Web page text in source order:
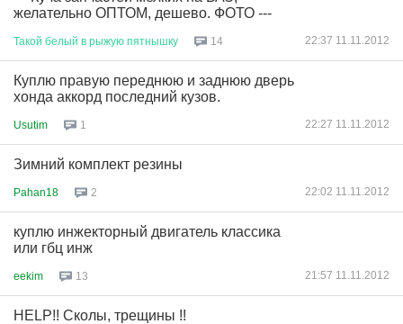
желательно ОПТОМ, дешево. ФОТО ---
Такой белый в рыжую пятнышку 14 22:37 11.11.2012
Куплю правую переднюю и заднюю дверь
хонда аккорд последний кузов.
Usutim 1 22:27 11.11.2012
Зимний комплект резины
Pahan18 2 22:02 11.11.2012
куплю инжекторный двигатель классика
или гбц инж
eekim 13 21:57 11.11.2012
HELP!! Сколы, трещины !!